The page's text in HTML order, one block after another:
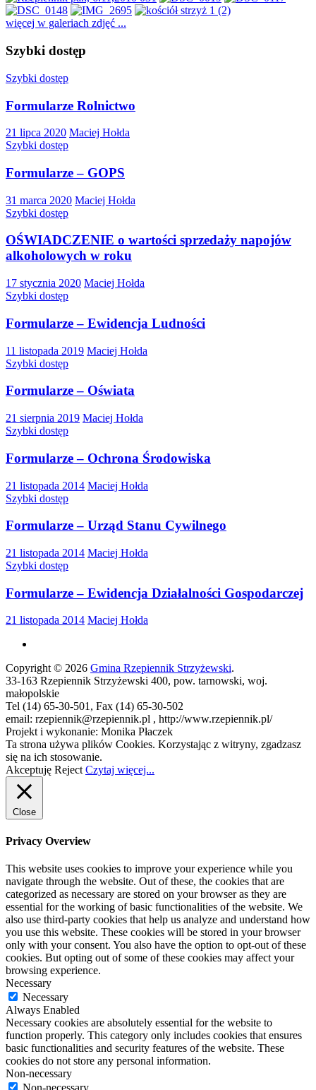
więcej w galeriach zdjęć ...
Szybki dostęp
Szybki dostęp
Formularze Rolnictwo
21 lipca 2020 Maciej Hołda
Szybki dostęp
Formularze – GOPS
31 marca 2020 Maciej Hołda
Szybki dostęp
OŚWIADCZENIE o wartości sprzedaży napojów
alkoholowych w roku
17 stycznia 2020 Maciej Hołda
Szybki dostęp
Formularze – Ewidencja Ludności
11 listopada 2019 Maciej Hołda
Szybki dostęp
Formularze – Oświata
21 sierpnia 2019 Maciej Hołda
Szybki dostęp
Formularze – Ochrona Środowiska
21 listopada 2014 Maciej Hołda
Szybki dostęp
Formularze – Urząd Stanu Cywilnego
21 listopada 2014 Maciej Hołda
Szybki dostęp
Formularze – Ewidencja Działalności Gospodarczej
21 listopada 2014 Maciej Hołda
Copyright © 2026 Gmina Rzepiennik Strzyżewski.
33-163 Rzepiennik Strzyżewski 400, pow. tarnowski, woj.
małopolskie
Tel (14) 65-30-501, Fax (14) 65-30-502
email: rzepiennik@rzepiennik.pl , http://www.rzepiennik.pl/
Projekt i wykonanie: Monika Płaczek
Ta strona używa plików Cookies. Korzystając z witryny, zgadzasz
się na ich stosowanie.
Akceptuję Reject Czytaj więcej...
Close
Privacy Overview
This website uses cookies to improve your experience while you
navigate through the website. Out of these, the cookies that are
categorized as necessary are stored on your browser as they are
essential for the working of basic functionalities of the website. We
also use third-party cookies that help us analyze and understand how
you use this website. These cookies will be stored in your browser
only with your consent. You also have the option to opt-out of these
cookies. But opting out of some of these cookies may affect your
browsing experience.
Necessary
Necessary
Always Enabled
Necessary cookies are absolutely essential for the website to
function properly. This category only includes cookies that ensures
basic functionalities and security features of the website. These
cookies do not store any personal information.
Non-necessary
Non-necessary